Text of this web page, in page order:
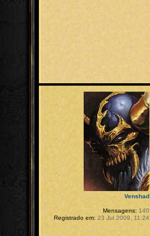
Venshad
Mensagens: 140
Registrado em: 23 Jul 2009, 11:24